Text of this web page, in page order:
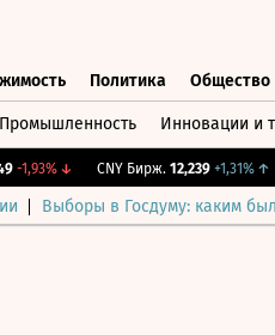
Политика Общество
Промышленность Инновации и
-1,93%↓ CNY Бирж. 12,239 +1,31%↑
Выборы в Госдуму: каким